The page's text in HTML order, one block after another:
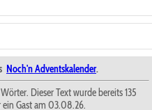
Noch'n Adventskalender.
Dieser Text wurde bereits 135
Gast am 03.08.26.